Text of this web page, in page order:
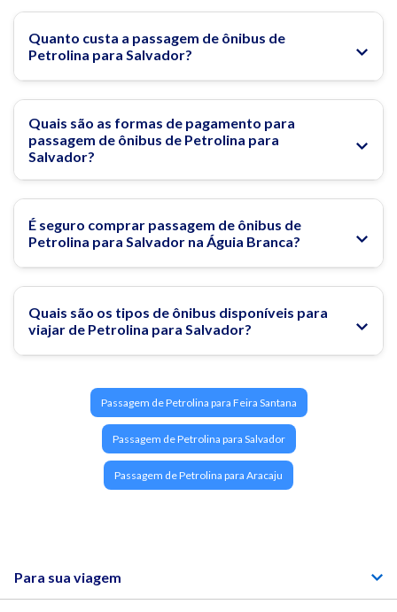
os-Santos.
Rodoviária de Salvador
Passagem de ônibus para Salvador
Conheça 10 museus imperdíveis para conhecer em
Conheça o Pelourinho: O cartão-postal mais famoso de
Salvador!
Quanto custa a passagem de ônibus de
Petrolina para Salvador?
Quais são as formas de pagamento para
passagem de ônibus de Petrolina para
Salvador?
É seguro comprar passagem de ônibus de
Petrolina para Salvador na Águia Branca?
Quais são os tipos de ônibus disponíveis para
viajar de Petrolina para Salvador?
Passagem de Petrolina para Feira Santana
Passagem de Petrolina para Salvador
Passagem de Petrolina para Aracaju
Para sua viagem